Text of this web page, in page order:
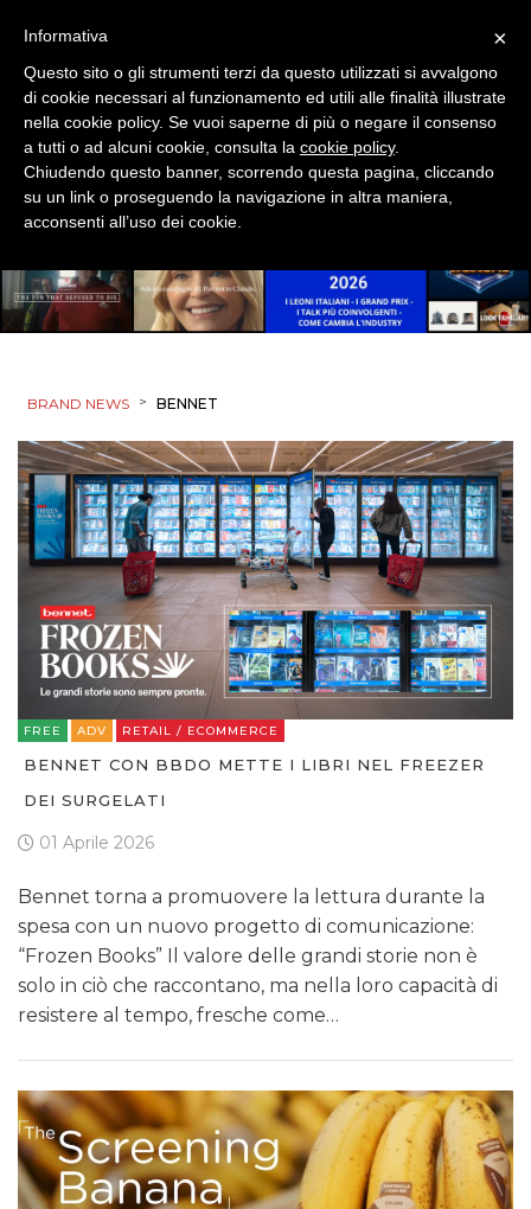
BRAND NEWS > BENNET
FREE ADV RETAIL / ECOMMERCE
BENNET CON BBDO METTE I LIBRI NEL FREEZER
DEI SURGELATI
01 Aprile 2026
Bennet torna a promuovere la lettura durante la
spesa con un nuovo progetto di comunicazione:
“Frozen Books” Il valore delle grandi storie non è
solo in ciò che raccontano, ma nella loro capacità di
resistere al tempo, fresche come…
×
Informativa
Questo sito o gli strumenti terzi da questo utilizzati si avvalgono
di cookie necessari al funzionamento ed utili alle finalità illustrate
nella cookie policy. Se vuoi saperne di più o negare il consenso
a tutti o ad alcuni cookie, consulta la cookie policy.
Chiudendo questo banner, scorrendo questa pagina, cliccando
su un link o proseguendo la navigazione in altra maniera,
acconsenti all’uso dei cookie.